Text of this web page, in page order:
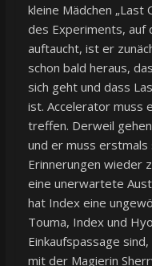
kleine Mädchen
des Experiments, auf
auftaucht, ist er
schon bald heraus,
sich geht und dass
ist. Accelerator muss
treffen. Derweil
und er muss
Erinnerungen wieder
eine unerwartete
hat Index eine
Touma, Index und
Einkaufspassage
mit der Magierin